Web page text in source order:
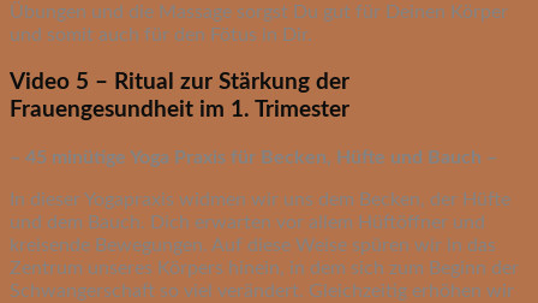
Übungen und die Massage sorgst Du gut für Deinen Körper
und somit auch für den Fötus in Dir.
Video 5 – Ritual zur Stärkung der
Frauengesundheit im 1. Trimester
– 45 minütige Yoga Praxis für Becken, Hüfte und Bauch –
In dieser Yogapraxis widmen wir uns dem Becken, der Hüfte
und dem Bauch. Dich erwarten vor allem Hüftöffner und
kreisende Bewegungen. Auf diese Weise spüren wir in das
Zentrum unseres Körpers hinein, in dem sich zum Beginn der
Schwangerschaft so viel verändert. Gleichzeitig erhöhen wir